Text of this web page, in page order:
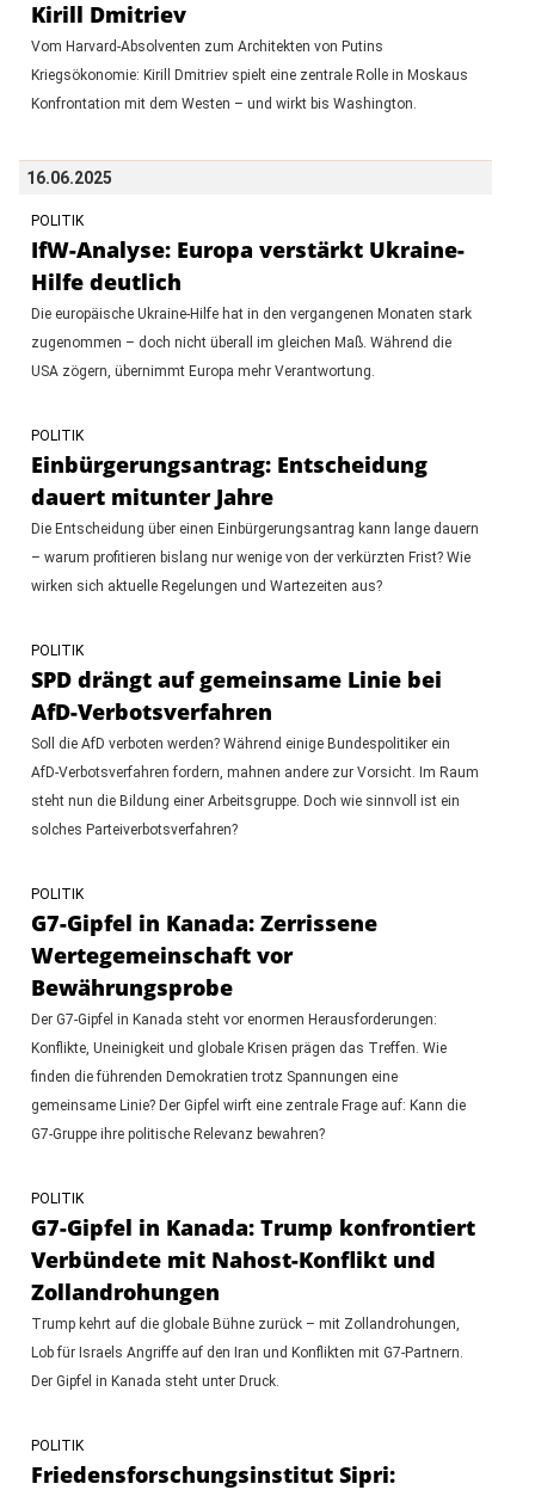
Kirill Dmitriev
Vom Harvard-Absolventen zum Architekten von Putins
Kriegsökonomie: Kirill Dmitriev spielt eine zentrale Rolle in Moskaus
Konfrontation mit dem Westen – und wirkt bis Washington.
16.06.2025
POLITIK
IfW-Analyse: Europa verstärkt Ukraine-
Hilfe deutlich
Die europäische Ukraine-Hilfe hat in den vergangenen Monaten stark
zugenommen – doch nicht überall im gleichen Maß. Während die
USA zögern, übernimmt Europa mehr Verantwortung.
POLITIK
Einbürgerungsantrag: Entscheidung
dauert mitunter Jahre
Die Entscheidung über einen Einbürgerungsantrag kann lange dauern
– warum profitieren bislang nur wenige von der verkürzten Frist? Wie
wirken sich aktuelle Regelungen und Wartezeiten aus?
POLITIK
SPD drängt auf gemeinsame Linie bei
AfD-Verbotsverfahren
Soll die AfD verboten werden? Während einige Bundespolitiker ein
AfD-Verbotsverfahren fordern, mahnen andere zur Vorsicht. Im Raum
steht nun die Bildung einer Arbeitsgruppe. Doch wie sinnvoll ist ein
solches Parteiverbotsverfahren?
POLITIK
G7-Gipfel in Kanada: Zerrissene
Wertegemeinschaft vor
Bewährungsprobe
Der G7-Gipfel in Kanada steht vor enormen Herausforderungen:
Konflikte, Uneinigkeit und globale Krisen prägen das Treffen. Wie
finden die führenden Demokratien trotz Spannungen eine
gemeinsame Linie? Der Gipfel wirft eine zentrale Frage auf: Kann die
G7-Gruppe ihre politische Relevanz bewahren?
POLITIK
G7-Gipfel in Kanada: Trump konfrontiert
Verbündete mit Nahost-Konflikt und
Zollandrohungen
Trump kehrt auf die globale Bühne zurück – mit Zollandrohungen,
Lob für Israels Angriffe auf den Iran und Konflikten mit G7-Partnern.
Der Gipfel in Kanada steht unter Druck.
POLITIK
Friedensforschungsinstitut Sipri: